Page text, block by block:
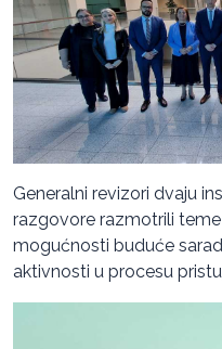
Generalni revizori dvaju
razgovore razmotrili
mogućnosti buduće
aktivnosti u procesu